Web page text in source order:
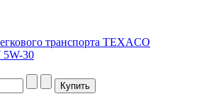
транспорта TEXACO
30